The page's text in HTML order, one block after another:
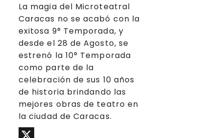
La magia del Microteatral
Caracas no se acabó con la
exitosa 9° Temporada, y
desde el 28 de Agosto, se
estrenó la 10° Temporada
como parte de la
celebración de sus 10 años
de historia brindando las
mejores obras de teatro en
la ciudad de Caracas.